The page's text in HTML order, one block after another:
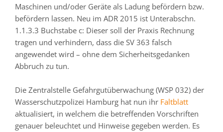
Maschinen und/oder Geräte als Ladung befördern bzw.
befördern lassen. Neu im ADR 2015 ist Unterabschn.
1.1.3.3 Buchstabe c: Dieser soll der Praxis Rechnung
tragen und verhindern, dass die SV 363 falsch
angewendet wird – ohne dem Sicherheitsgedanken
Abbruch zu tun.
Die Zentralstelle Gefahrgutüberwachung (WSP 032) der
Wasserschutzpolizei Hamburg hat nun ihr Faltblatt
aktualisiert, in welchem die betreffenden Vorschriften
genauer beleuchtet und Hinweise gegeben werden. Es